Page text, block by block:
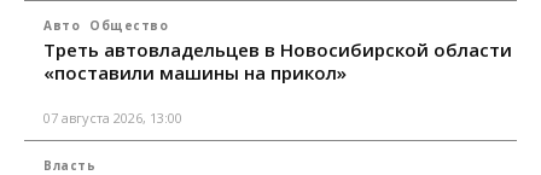
Авто Общество
Треть автовладельцев в Новосибирской области
«поставили машины на прикол»
07 августа 2026, 13:00
Власть